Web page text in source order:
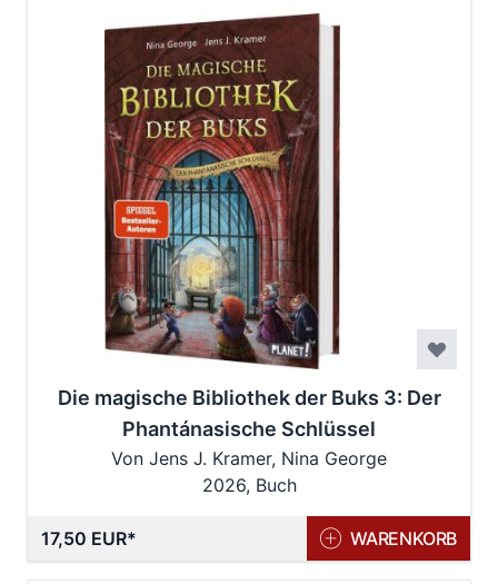
Die magische Bibliothek der Buks 3: Der
Phantánasische Schlüssel
Von Jens J. Kramer, Nina George
2026, Buch
17,50 EUR WARENKORB